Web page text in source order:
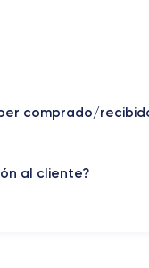
comprado/
al cliente?